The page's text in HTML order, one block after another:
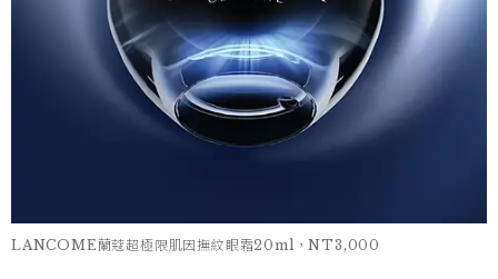
LANCOME蘭蔻超極限肌因撫紋眼霜20ml，NT3,000